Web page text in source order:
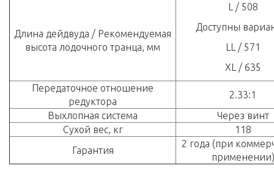
Длина дейдвуда / Рекомендуемая
высота лодочного транца, мм
L / 508
Доступны
LL / 571
XL / 635
Передаточное отношение
редуктора
2.33:1
Выхлопная система
Через винт
Сухой вес, кг
118
Гарантия
2 года (при
применении)